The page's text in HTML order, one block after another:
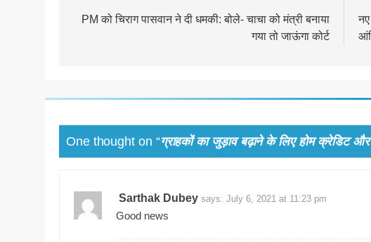
navigation
PM को चिराग पासवान ने दी धमकी: बोले- चाचा को मंत्री बनाया
गया तो जाऊंगा कोर्ट
One thought on “ग्राहकों का जुड़ाव बढ़ाने के लिए होम क्रेडिट
Sarthak Dubey says: July 6, 2021 at 11:23 pm
Good news